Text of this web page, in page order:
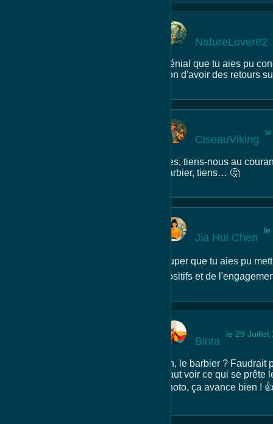
NatureLover82
Génial que tu aies pu
bon d'avoir des retours
CiseauViking
Yes, tiens-nous au
barbier, tiens… 🤔
Jia Hui Chen
le
Super que tu aies pu
positifs et de
Binta
le 29 Juillet
Ah, le barbier ?
Faut voir ce qui se
photo, ça avance bien !